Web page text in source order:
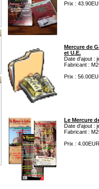
Prix :
Mercure de
et U.E.
Date d'ajout :
Fabricant :
Prix :
Le Mercure
Date d'ajout :
Fabricant :
Prix : 4.00EUR